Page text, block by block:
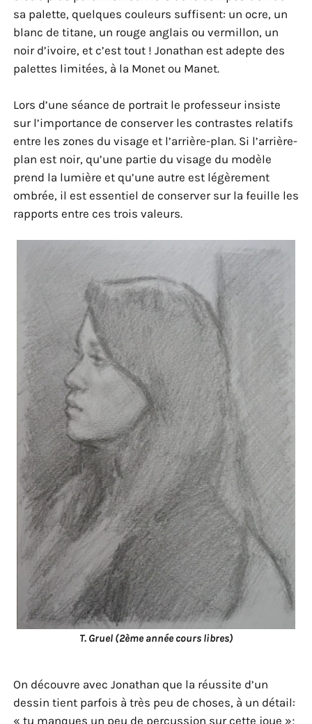
sa palette, quelques couleurs suffisent: un ocre, un
blanc de titane, un rouge anglais ou vermillon, un
noir d’ivoire, et c’est tout ! Jonathan est adepte des
palettes limitées, à la Monet ou Manet.
Lors d’une séance de portrait le professeur insiste
sur l’importance de conserver les contrastes relatifs
entre les zones du visage et l’arrière-plan. Si l’arrière-
plan est noir, qu’une partie du visage du modèle
prend la lumière et qu’une autre est légèrement
ombrée, il est essentiel de conserver sur la feuille les
rapports entre ces trois valeurs.
T. Gruel (2ème année cours libres)
On découvre avec Jonathan que la réussite d’un
dessin tient parfois à très peu de choses, à un détail:
« tu manques un peu de percussion sur cette joue »;